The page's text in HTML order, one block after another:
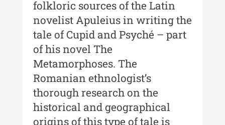
Muzeului de Istorie a Moldovei -
XXII / 2016
Indexul Complet
Anuarul Muzeului Etnografic al
Moldovei
Anuarul Muzeului Etnografic al
Moldovei - XXII / 2022
folkloric sources of the Latin
novelist Apuleius in writing the
tale of Cupid and Psyché – part
of his novel The
Metamorphoses. The
Romanian ethnologist’s
thorough research on the
historical and geographical
origins of this type of tale is